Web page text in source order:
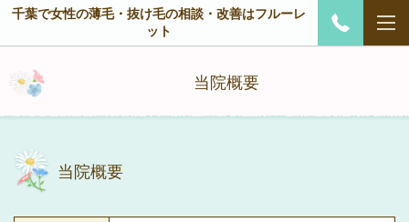
千葉で女性の薄毛・抜け毛の相談・改善はフルーレ
ット
当院概要
当院概要